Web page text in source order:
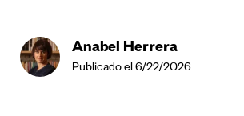
Anabel Herrera
Publicado el 6/22/2026